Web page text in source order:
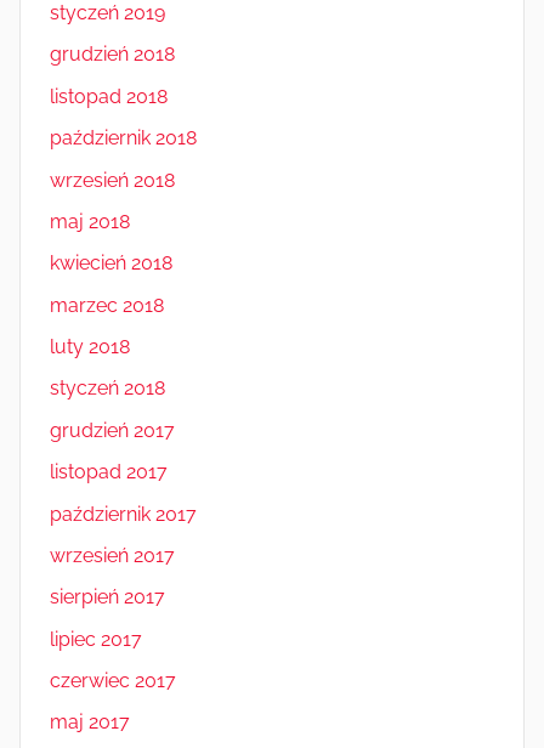
styczeń 2019
grudzień 2018
listopad 2018
październik 2018
wrzesień 2018
maj 2018
kwiecień 2018
marzec 2018
luty 2018
styczeń 2018
grudzień 2017
listopad 2017
październik 2017
wrzesień 2017
sierpień 2017
lipiec 2017
czerwiec 2017
maj 2017